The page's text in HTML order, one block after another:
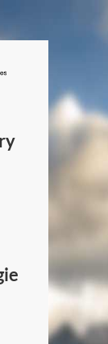
/
Canada